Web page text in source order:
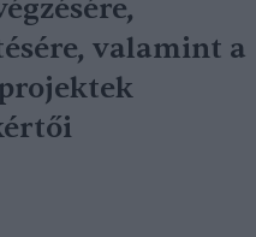
valamint a